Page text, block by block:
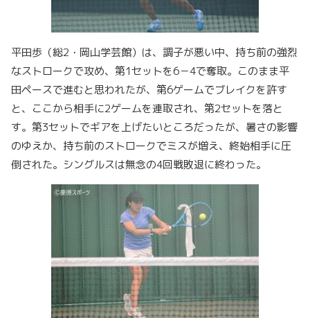
平田歩（総2・岡山学芸館）は、調子が悪い中、持ち前の強烈
なストロークで攻め、第1セットを6－4で奪取。このまま平
田ペースで進むと思われたが、第6ゲームでブレイクを許す
と、ここから相手に2ゲームを連取され、第2セットを落と
す。第3セットでギアを上げたいところだったが、暑さの影響
のゆえか、持ち前のストロークでミスが増え、終始相手に圧
倒された。シングルスは無念の4回戦敗退に終わった。